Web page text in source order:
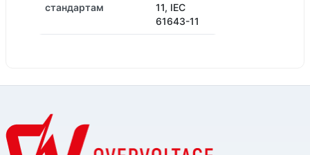
стандартам
11, IEC
61643-11